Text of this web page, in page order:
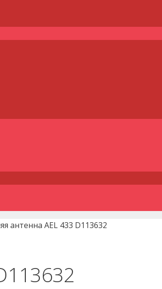
антенна AEL 433 D113632